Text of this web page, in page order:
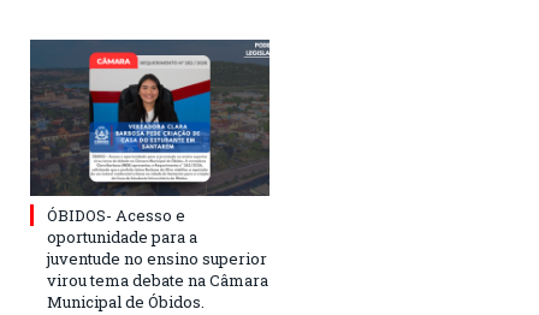
ÓBIDOS- Acesso e
oportunidade para a
juventude no ensino superior
virou tema debate na Câmara
Municipal de Óbidos.